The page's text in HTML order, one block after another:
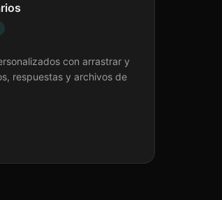
con arrastrar y
respuestas y archivos de